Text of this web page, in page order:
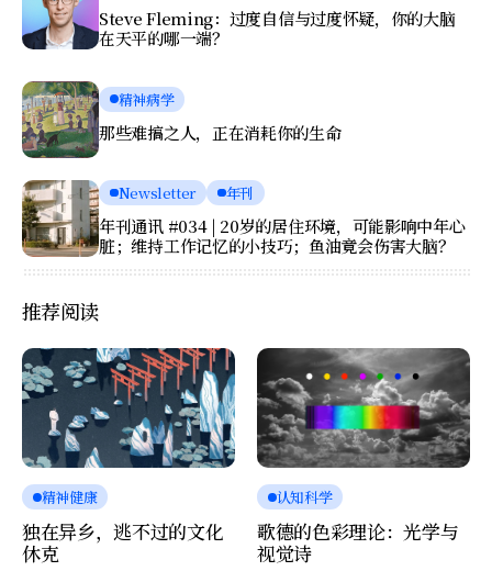
Steve Fleming：过度自信与过度怀疑，你的大脑
在天平的哪一端？
精神病学
那些难搞之人，正在消耗你的生命
Newsletter 年刊
年刊通讯 #034 | 20岁的居住环境，可能影响中年心
脏；维持工作记忆的小技巧；鱼油竟会伤害大脑？
推荐阅读
精神健康
独在异乡，逃不过的文化
休克
认知科学
歌德的色彩理论：光学与
视觉诗